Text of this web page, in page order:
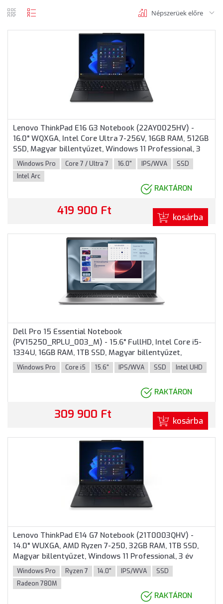
Népszerüek előre
Lenovo ThinkPad E16 G3 Notebook (22AY0025HV) -
16.0" WQXGA, Intel Core Ultra 7-256V, 16GB RAM, 512GB
SSD, Magyar billentyűzet, Windows 11 Professional, 3
év garancia, Fekete színben
Windows Pro Core 7 / Ultra 7 16.0" IPS/WVA
SSD
Intel Arc
RAKTÁRON
419 900 Ft kosárba
Dell Pro 15 Essential Notebook
(PV15250_RPLU_003_M) - 15.6" FullHD, Intel Core i5-
1334U, 16GB RAM, 1TB SSD, Magyar billentyűzet,
Windows 11 Professional, 3 év garancia, Platinaezüst
színben
Windows Pro Core i5 15.6" IPS/WVA SSD Intel UHD
RAKTÁRON
309 900 Ft kosárba
Lenovo ThinkPad E14 G7 Notebook (21T0003QHV) -
14.0" WUXGA, AMD Ryzen 7-250, 32GB RAM, 1TB SSD,
Magyar billentyűzet, Windows 11 Professional, 3 év
garancia, Fekete színben
Windows Pro Ryzen 7 14.0" IPS/WVA
SSD
Radeon 780M
RAKTÁRON